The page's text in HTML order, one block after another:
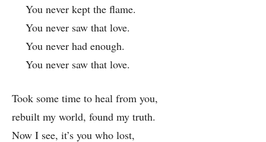
You never kept the flame.
You never saw that love.
You never had enough.
You never saw that love.
Took some time to heal from you,
rebuilt my world, found my truth.
Now I see, it’s you who lost,